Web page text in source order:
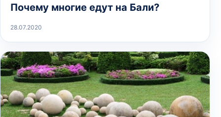
Почему многие едут на Бали?
28.07.2020